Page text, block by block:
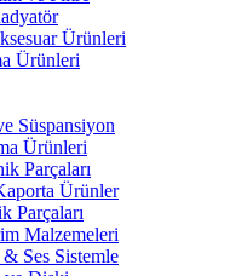
Ürünleri
Ürünleri
Süspansiyon
Ürünleri
Parçaları
Ürünler
Parçaları
Malzemeleri
Ses Sistemle